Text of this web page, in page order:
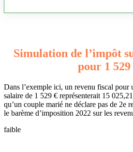
Simulation de l’impôt
pour 1 529
Dans l’exemple ici, un revenu fiscal pour
salaire de 1 529 € représenterait 15
qu’un couple marié ne déclare pas de 2e
le barème d’imposition 2022 sur les
faible